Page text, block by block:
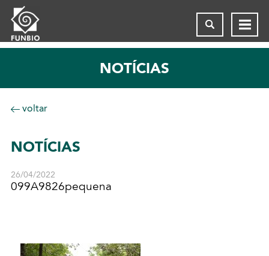
NOTÍCIAS
voltar
NOTÍCIAS
26/04/2022
099A9826pequena